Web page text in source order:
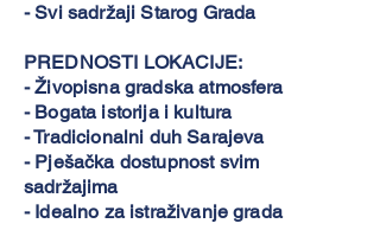
- Svi sadržaji Starog Grada
PREDNOSTI LOKACIJE:
- Živopisna gradska atmosfera
- Bogata istorija i kultura
- Tradicionalni duh Sarajeva
- Pješačka dostupnost svim
sadržajima
- Idealno za istraživanje grada